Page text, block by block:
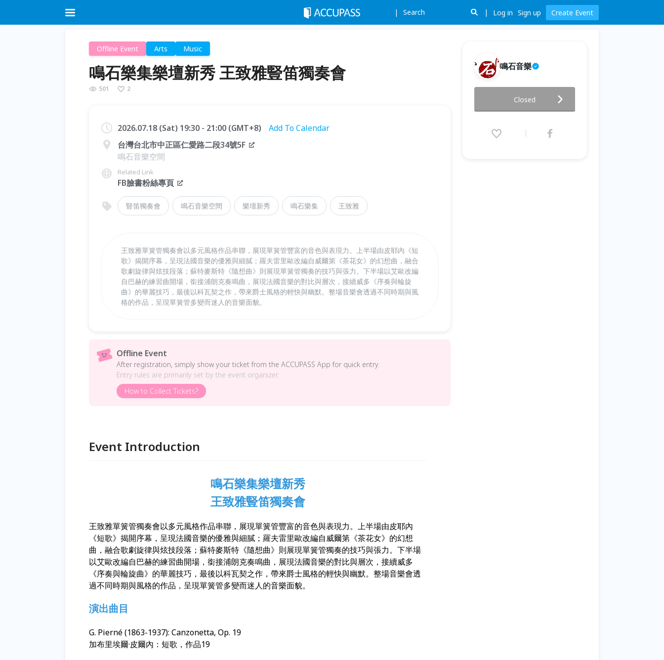
Search Log in Sign up Create Event
Offline Event Arts Music
鳴石樂集樂壇新秀 王致雅豎笛獨奏會
501 2
2026.07.18 (Sat) 19:30 - 21:00 (GMT+8)
Add To Calendar
台灣台北市中正區仁愛路二段34號5F
鳴石音樂空間
Related Link
FB臉書粉絲專頁
豎笛獨奏會 鳴石音樂空間 樂壇新秀 鳴石樂集 王致雅
王致雅單簧管獨奏會以多元風格作品串聯，展現單簧管豐富的音色與表現力。上半場由皮耶內《短
歌》揭開序幕，呈現法國音樂的優雅與細膩；羅夫雷里歐改編自威爾第《茶花女》的幻想曲，融合
歌劇旋律與炫技段落；蘇特麥斯特《隨想曲》則展現單簧管獨奏的技巧與張力。下半場以艾歐改編
自巴赫的練習曲開場，銜接浦朗克奏鳴曲，展現法國音樂的對比與層次，接續威多《序奏與輪旋
曲》的華麗技巧，最後以科瓦契之作，帶來爵士風格的輕快與幽默。整場音樂會透過不同時期與風
格的作品，呈現單簧管多變而迷人的音樂面貌。
Offline Event
After registration, simply show your ticket from the ACCUPASS App for quick entry.
Entry rules are primarily set by the event organizer.
How to Collect Tickets?
Event Introduction
鳴石樂集樂壇新秀
王致雅豎笛獨奏會
王致雅單簧管獨奏會以多元風格作品串聯，展現單簧管豐富的音色與表現力。上半場由皮耶內
《短歌》揭開序幕，呈現法國音樂的優雅與細膩；羅夫雷里歐改編自威爾第《茶花女》的幻想
曲，融合歌劇旋律與炫技段落；蘇特麥斯特《隨想曲》則展現單簧管獨奏的技巧與張力。下半場
以艾歐改編自巴赫的練習曲開場，銜接浦朗克奏鳴曲，展現法國音樂的對比與層次，接續威多
《序奏與輪旋曲》的華麗技巧，最後以科瓦契之作，帶來爵士風格的輕快與幽默。整場音樂會透
過不同時期與風格的作品，呈現單簧管多變而迷人的音樂面貌。
演出曲目
G. Pierné (1863-1937): Canzonetta, Op. 19
加布里埃爾·皮爾內：短歌，作品19
鳴石音樂
2026.07.18 (Sat) 19:30 - 21:00
Closed